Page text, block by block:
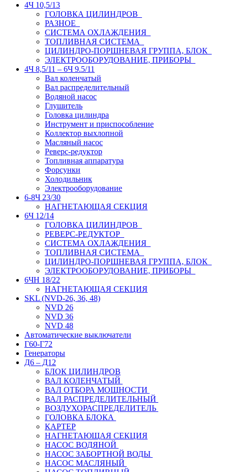
4Ч 10,5/13
ГОЛОВКА ЦИЛИНДРОВ
РАЗНОЕ
СИСТЕМА ОХЛАЖДЕНИЯ
ТОПЛИВНАЯ СИСТЕМА
ЦИЛИНДРО-ПОРШНЕВАЯ ГРУППА, БЛОК
ЭЛЕКТРООБОРУДОВАНИЕ, ПРИБОРЫ
4Ч 8,5/11 – 6Ч 9.5/11
Вал коленчатый
Вал распределительный
Водяной насос
Глушитель
Головка цилиндра
Инструмент и приспособление
Коллектор выхлопной
Масляный насос
Реверс-редуктор
Топливная аппаратура
Форсунки
Холодильник
Электрооборудование
6-8Ч 23/30
НАГНЕТАЮЩАЯ СЕКЦИЯ
6Ч 12/14
ГОЛОВКА ЦИЛИНДРОВ
РЕВЕРС-РЕДУКТОР
СИСТЕМА ОХЛАЖДЕНИЯ
ТОПЛИВНАЯ СИСТЕМА
ЦИЛИНДРО-ПОРШНЕВАЯ ГРУППА, БЛОК
ЭЛЕКТРООБОРУДОВАНИЕ, ПРИБОРЫ
6ЧН 18/22
НАГНЕТАЮЩАЯ СЕКЦИЯ
SKL (NVD-26, 36, 48)
NVD 26
NVD 36
NVD 48
Автоматические выключатели
Г60-Г72
Генераторы
Д6 – Д12
БЛОК ЦИЛИНДРОВ
ВАЛ КОЛЕНЧАТЫЙ
ВАЛ ОТБОРА МОЩНОСТИ
ВАЛ РАСПРЕДЕЛИТЕЛЬНЫЙ
ВОЗДУХОРАСПРЕДЕЛИТЕЛЬ
ГОЛОВКА БЛОКА
КАРТЕР
НАГНЕТАЮЩАЯ СЕКЦИЯ
НАСОС ВОДЯНОЙ
НАСОС ЗАБОРТНОЙ ВОДЫ
НАСОС МАСЛЯНЫЙ